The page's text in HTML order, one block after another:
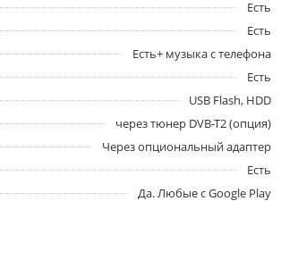
Есть
Есть
Есть+ музыка с телефона
Есть
USB Flash, HDD
через тюнер DVB-T2 (опция)
Через опциональный адаптер
Есть
Да. Любые с Google Play